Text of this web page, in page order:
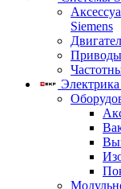
Siemens
Приводы